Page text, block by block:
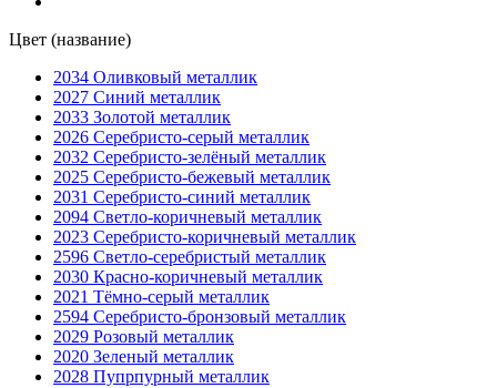
Цвет (название)
2034 Оливковый металлик
2027 Синий металлик
2033 Золотой металлик
2026 Серебристо-серый металлик
2032 Серебристо-зелёный металлик
2025 Серебристо-бежевый металлик
2031 Серебристо-синий металлик
2094 Светло-коричневый металлик
2023 Серебристо-коричневый металлик
2596 Светло-серебристый металлик
2030 Красно-коричневый металлик
2021 Тёмно-серый металлик
2594 Серебристо-бронзовый металлик
2029 Розовый металлик
2020 Зеленый металлик
2028 Пупрпурный металлик